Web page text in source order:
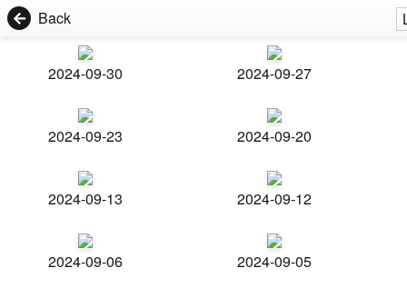
Back
2024-09-30 2024-09-27
2024-09-23 2024-09-20
2024-09-13 2024-09-12
2024-09-06 2024-09-05